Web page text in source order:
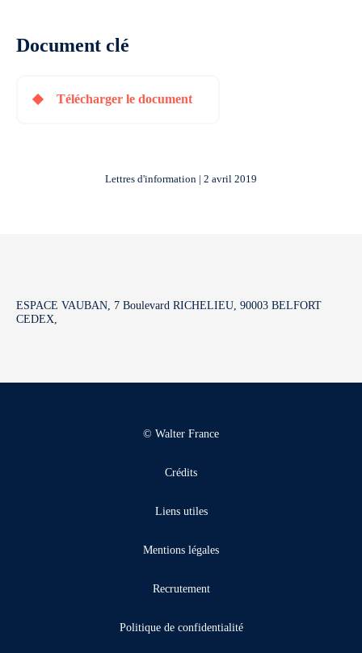
Document clé
Télécharger le document
Lettres d'information | 2 avril 2019
ESPACE VAUBAN, 7 Boulevard RICHELIEU, 90003 BELFORT
CEDEX,
© Walter France
Crédits
Liens utiles
Mentions légales
Recrutement
Politique de confidentialité